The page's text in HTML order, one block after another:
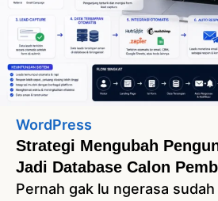
WordPress
Strategi Mengubah
Jadi Database Calon
Pernah gak lu ngerasa